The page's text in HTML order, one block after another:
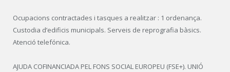
Ocupacions contractades i tasques a realitzar : 1 ordenança.
Custodia d’edificis municipals. Serveis de reprografia bàsics.
Atenció telefónica.
AJUDA COFINANCIADA PEL FONS SOCIAL EUROPEU (FSE+). UNIÓ